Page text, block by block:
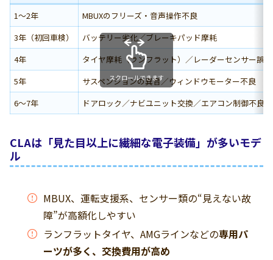
1〜2年
MBUXのフリーズ・音声操作不良
3年（初回車検）
バッテリー劣化／ブレーキパッド摩耗
4年
タイヤ摩耗（ランフラット）／レーダーセンサー誤
5年
サスペンションの異音／ウィンドウモーター不良
6〜7年
ドアロック／ナビユニット交換／エアコン制御不良
スクロールできます
CLAは「見た目以上に繊細な電子装備」が多いモデ
ル
MBUX、運転支援系、センサー類の“見えない故
障”が高額化しやすい
ランフラットタイヤ、AMGラインなどの専用パ
ーツが多く、交換費用が高め